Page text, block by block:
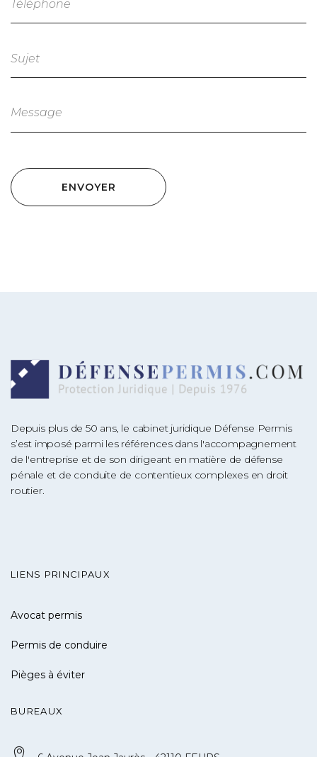
ENVOYER
Depuis plus de 50 ans, le cabinet juridique Défense Permis
s’est imposé parmi les références dans l'accompagnement
de l'entreprise et de son dirigeant en matière de défense
pénale et de conduite de contentieux complexes en droit
routier.
LIENS PRINCIPAUX
Avocat permis
Permis de conduire
Pièges à éviter
BUREAUX